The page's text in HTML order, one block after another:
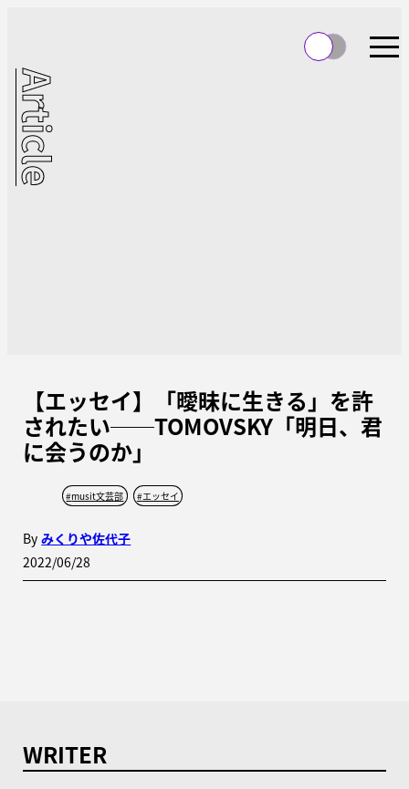
Article
【エッセイ】「曖昧に生きる」を許
されたい──TOMOVSKY「明日、君
に会うのか」
#musit文芸部 #エッセイ
By みくりや佐代子
2022/06/28
WRITER